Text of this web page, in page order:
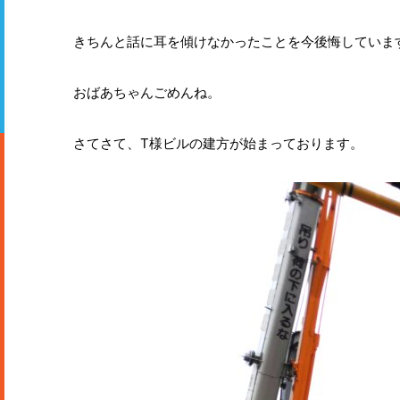
きちんと話に耳を傾けなかったことを今後悔していま
おばあちゃんごめんね。
さてさて、T様ビルの建方が始まっております。